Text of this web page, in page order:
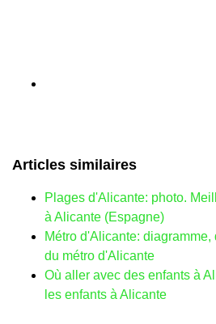
Articles similaires
Plages d'Alicante: photo.
à Alicante (Espagne)
Métro d'Alicante:
du métro d'Alicante
Où aller avec des enfants à
les enfants à Alicante